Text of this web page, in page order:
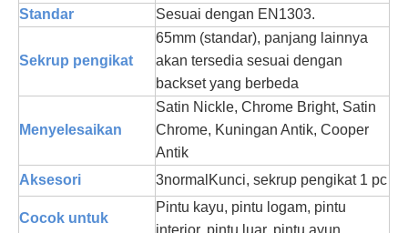
Standar
Sesuai dengan EN1303.
Sekrup pengikat
65mm (standar), panjang lainnya
akan tersedia sesuai dengan
backset yang berbeda
Menyelesaikan
Satin Nickle, Chrome Bright, Satin
Chrome, Kuningan Antik, Cooper
Antik
Aksesori
3normal Kunci, sekrup pengikat 1 pc
Cocok untuk
Pintu kayu, pintu logam, pintu